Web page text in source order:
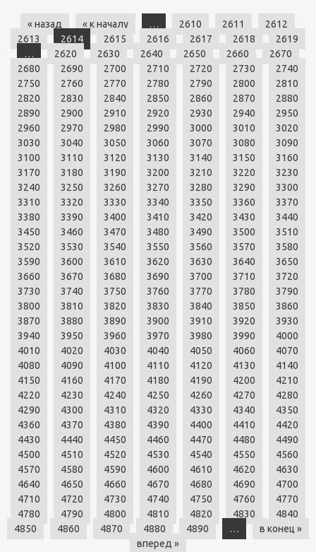
« назад « к началу … 2610 2611
2612
2613
2614 2615 2616 2617 2618
2619
…
2620 2630 2640 2650 2660
2670
2680
2690 2700 2710 2720 2730
2740
2750
2760 2770 2780 2790 2800
2810
2820
2830 2840 2850 2860 2870
2880
2890
2900 2910 2920 2930 2940
2950
2960
2970 2980 2990 3000 3010
3020
3030
3040 3050 3060 3070 3080
3090
3100
3110 3120 3130 3140 3150
3160
3170
3180 3190 3200 3210 3220
3230
3240
3250 3260 3270 3280 3290
3300
3310
3320 3330 3340 3350 3360
3370
3380
3390 3400 3410 3420 3430
3440
3450
3460 3470 3480 3490 3500
3510
3520
3530 3540 3550 3560 3570
3580
3590
3600 3610 3620 3630 3640
3650
3660
3670 3680 3690 3700 3710
3720
3730
3740 3750 3760 3770 3780
3790
3800
3810 3820 3830 3840 3850
3860
3870
3880 3890 3900 3910 3920
3930
3940
3950 3960 3970 3980 3990
4000
4010
4020 4030 4040 4050 4060
4070
4080
4090 4100 4110 4120 4130
4140
4150
4160 4170 4180 4190 4200
4210
4220
4230 4240 4250 4260 4270
4280
4290
4300 4310 4320 4330 4340
4350
4360
4370 4380 4390 4400 4410
4420
4430
4440 4450 4460 4470 4480
4490
4500
4510 4520 4530 4540 4550
4560
4570
4580 4590 4600 4610 4620
4630
4640
4650 4660 4670 4680 4690
4700
4710
4720 4730 4740 4750 4760
4770
4780
4790 4800 4810 4820 4830
4840
4850
4860 4870 4880 4890 …
в конец »
вперед »